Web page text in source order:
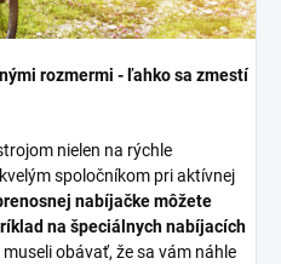
rozmermi - ľahko sa zmestí
nielen na rýchle
spoločníkom pri aktívnej
nabíjačke môžete
na špeciálnych nabíjacích
obávať, že sa vám náhle